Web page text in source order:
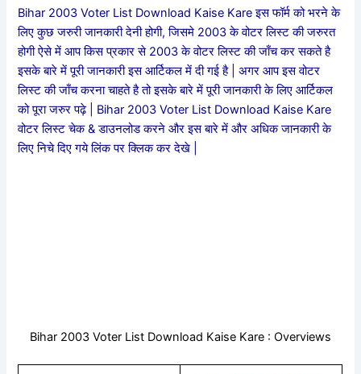
Bihar 2003 Voter List Download Kaise Kare इस फॉर्म को भरने के
लिए कुछ जरुरी जानकारी देनी होगी, जिसमे 2003 के वोटर लिस्ट की जरुरत
होगी ऐसे में आप किस प्रकार से 2003 के वोटर लिस्ट की जाँच कर सकते है
इसके बारे में पूरी जानकारी इस आर्टिकल में दी गई है | अगर आप इस वोटर
लिस्ट की जाँच करना चाहते है तो इसके बारे में पूरी जानकारी के लिए आर्टिकल
को पूरा जरुर पढ़े | Bihar 2003 Voter List Download Kaise Kare
वोटर लिस्ट चेक & डाउनलोड करने और इस बारे में और अधिक जानकारी के
लिए निचे दिए गये लिंक पर क्लिक कर देखे |
Bihar 2003 Voter List Download Kaise Kare : Overviews